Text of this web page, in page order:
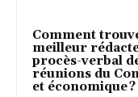
Comment
meilleur
procès-verbal
réunions du
et économique ?